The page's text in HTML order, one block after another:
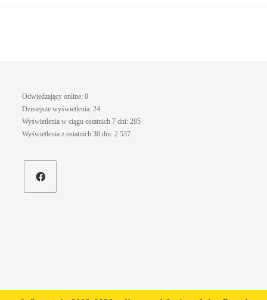
Odwiedzający online:0
Dzisiejsze wyświetlenia:24
Wyświetlenia w ciągu ostatnich 7 dni:285
Wyświetlenia z ostatnich 30 dni:2 537